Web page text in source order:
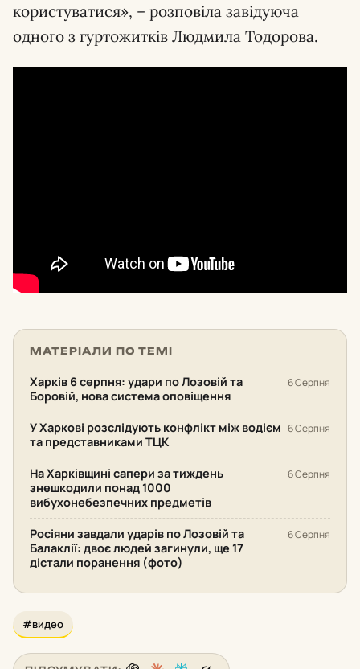
користуватися», – розповіла завідуюча
одного з гуртожитків Людмила Тодорова.
МАТЕРІАЛИ ПО ТЕМІ
Харків 6 серпня: удари по Лозовій та
Боровій, нова система оповіщення
6 Серпня
У Харкові розслідують конфлікт між водієм
та представниками ТЦК
6 Серпня
На Харківщині сапери за тиждень
знешкодили понад 1000
вибухонебезпечних предметів
6 Серпня
Росіяни завдали ударів по Лозовій та
Балаклії: двоє людей загинули, ще 17
дістали поранення (фото)
6 Серпня
#видео